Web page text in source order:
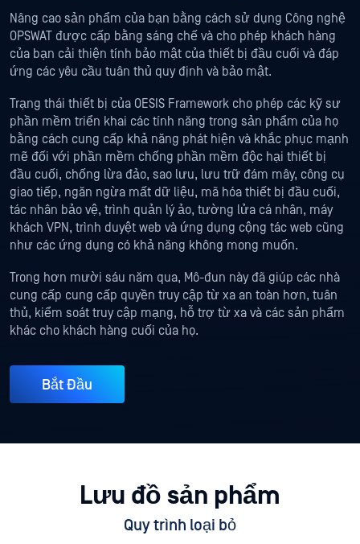
Nâng cao sản phẩm của bạn bằng cách sử dụng Công nghệ
OPSWAT được cấp bằng sáng chế và cho phép khách hàng
của bạn cải thiện tính bảo mật của thiết bị đầu cuối và đáp
ứng các yêu cầu tuân thủ quy định và bảo mật.
Trạng thái thiết bị của OESIS Framework cho phép các kỹ sư
phần mềm triển khai các tính năng trong sản phẩm của họ
bằng cách cung cấp khả năng phát hiện và khắc phục mạnh
mẽ đối với phần mềm chống phần mềm độc hại thiết bị
đầu cuối, chống lừa đảo, sao lưu, lưu trữ đám mây, công cụ
giao tiếp, ngăn ngừa mất dữ liệu, mã hóa thiết bị đầu cuối,
tác nhân bảo vệ, trình quản lý ảo, tường lửa cá nhân, máy
khách VPN, trình duyệt web và ứng dụng cộng tác web cũng
như các ứng dụng có khả năng không mong muốn.
Trong hơn mười sáu năm qua, Mô-đun này đã giúp các nhà
cung cấp cung cấp quyền truy cập từ xa an toàn hơn, tuân
thủ, kiểm soát truy cập mạng, hỗ trợ từ xa và các sản phẩm
khác cho khách hàng cuối của họ.
Bắt Đầu
Lưu đồ sản phẩm
Quy trình loại bỏ